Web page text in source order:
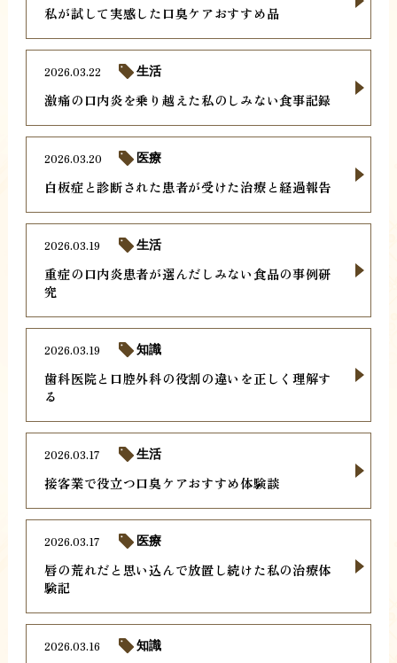
私が試して実感した口臭ケアおすすめ品
激痛の口内炎を乗り越えた私のしみない食事記録
2026.03.22 生活
白板症と診断された患者が受けた治療と経過報告
2026.03.20 医療
重症の口内炎患者が選んだしみない食品の事例研
究
2026.03.19 生活
歯科医院と口腔外科の役割の違いを正しく理解す
る
2026.03.19 知識
接客業で役立つ口臭ケアおすすめ体験談
2026.03.17 生活
唇の荒れだと思い込んで放置し続けた私の治療体
験記
2026.03.17 医療
2026.03.16 知識